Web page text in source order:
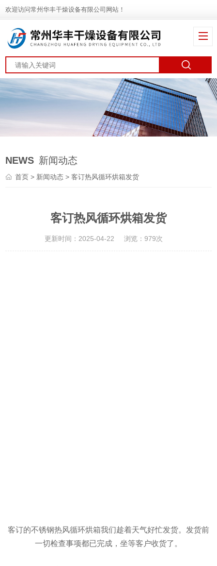
欢迎访问常州华丰干燥设备有限公司网站！
NEWS 新闻动态
首页 > 新闻动态 > 客订热风循环烘箱发货
客订热风循环烘箱发货
更新时间：2025-04-22 浏览：979次
客订的不锈钢热风循环烘箱​我们趁着天气好忙发货。发货前
一切检查事项都已完成，坐等客户收货了。